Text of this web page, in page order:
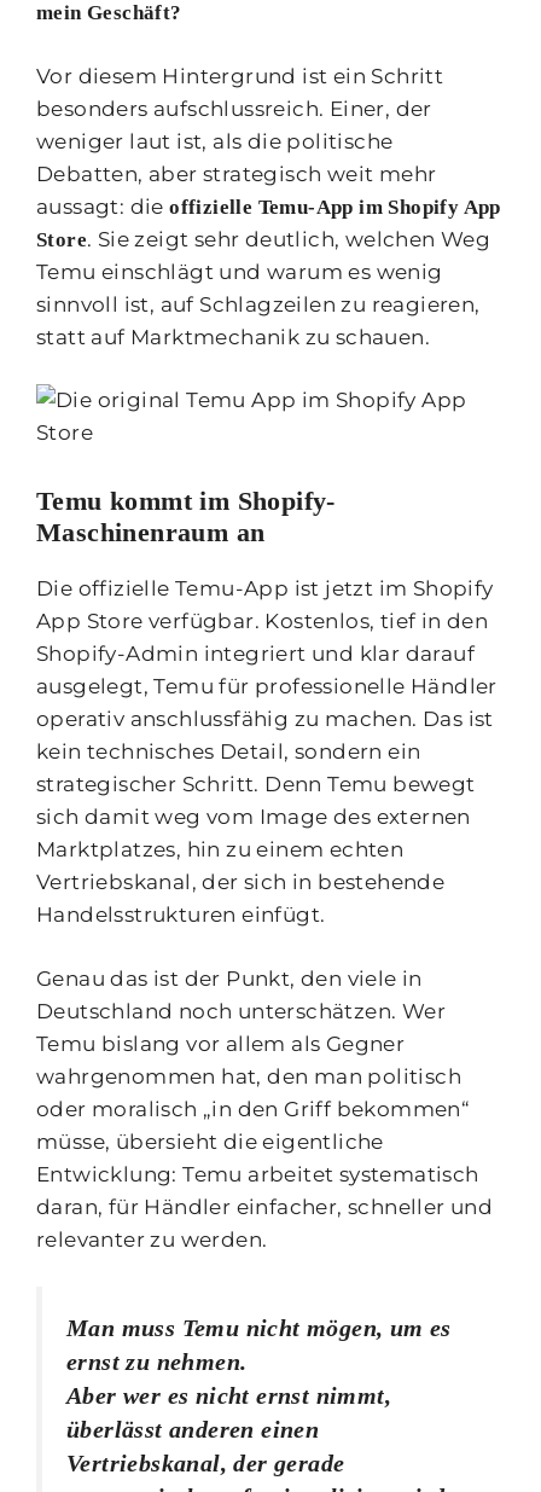
mein Geschäft?
Vor diesem Hintergrund ist ein Schritt
besonders aufschlussreich. Einer, der
weniger laut ist, als die politische
Debatten, aber strategisch weit mehr
aussagt: dieoffizielle Temu-App im Shopify App
Store. Sie zeigt sehr deutlich, welchen Weg
Temu einschlägt und warum es wenig
sinnvoll ist, auf Schlagzeilen zu reagieren,
statt auf Marktmechanik zu schauen.
Temu kommt im Shopify-
Maschinenraum an
Die offizielle Temu-App ist jetzt im Shopify
App Store verfügbar. Kostenlos, tief in den
Shopify-Admin integriert und klar darauf
ausgelegt, Temu für professionelle Händler
operativ anschlussfähig zu machen. Das ist
kein technisches Detail, sondern ein
strategischer Schritt. Denn Temu bewegt
sich damit weg vom Image des externen
Marktplatzes, hin zu einem echten
Vertriebskanal, der sich in bestehende
Handelsstrukturen einfügt.
Genau das ist der Punkt, den viele in
Deutschland noch unterschätzen. Wer
Temu bislang vor allem als Gegner
wahrgenommen hat, den man politisch
oder moralisch „in den Griff bekommen“
müsse, übersieht die eigentliche
Entwicklung: Temu arbeitet systematisch
daran, für Händler einfacher, schneller und
relevanter zu werden.
Man muss Temu nicht mögen, um es
ernst zu nehmen.
Aber wer es nicht ernst nimmt,
überlässt anderen einen
Vertriebskanal, der gerade